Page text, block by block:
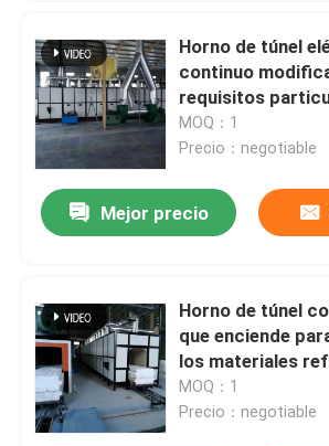
Hogar
Sobre nosotros
Viaje de la fábrica
Horno de túnel
continuo
requisitos
materiales de la
MOQ：1
Precio：negotiable
Mejor precio
Horno de túnel
que enciende
los materiales
MOQ：1
Precio：negotiable